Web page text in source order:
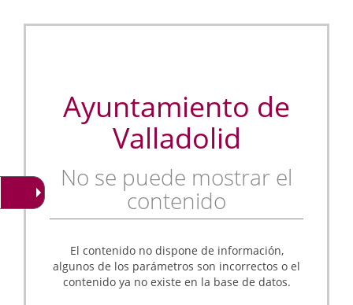
Ayuntamiento de
Valladolid
No se puede mostrar el
contenido
El contenido no dispone de información,
algunos de los parámetros son incorrectos o el
contenido ya no existe en la base de datos.